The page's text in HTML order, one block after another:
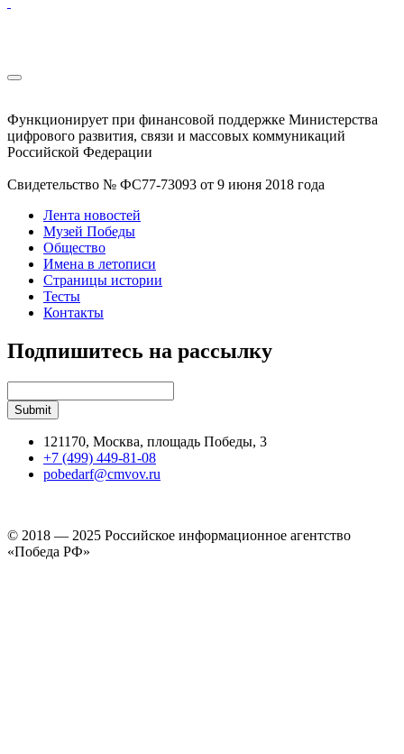
Функционирует при финансовой поддержке Министерства
цифрового развития, связи и массовых коммуникаций
Российской Федерации
Свидетельство № ФС77-73093 от 9 июня 2018 года
Лента новостей
Музей Победы
Общество
Имена в летописи
Страницы истории
Тесты
Контакты
Подпишитесь на рассылку
121170, Москва, площадь Победы, 3
+7 (499) 449-81-08
pobedarf@cmvov.ru
© 2018 — 2025 Российское информационное агентство
«Победа РФ»